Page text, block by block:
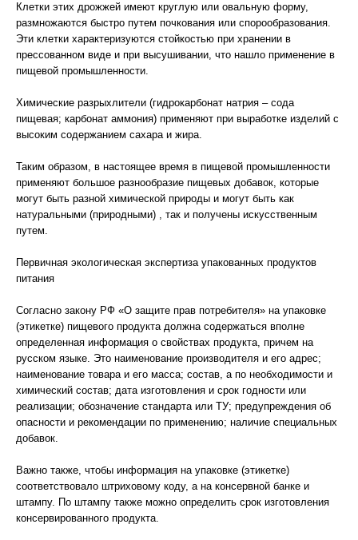
Клетки этих дрожжей имеют круглую или овальную форму,
размножаются быстро путем почкования или спорообразования.
Эти клетки характеризуются стойкостью при хранении в
прессованном виде и при высушивании, что нашло применение в
пищевой промышленности.
Химические разрыхлители (гидрокарбонат натрия – сода
пищевая; карбонат аммония) применяют при выработке изделий с
высоким содержанием сахара и жира.
Таким образом, в настоящее время в пищевой промышленности
применяют большое разнообразие пищевых добавок, которые
могут быть разной химической природы и могут быть как
натуральными (природными) , так и получены искусственным
путем.
Первичная экологическая экспертиза упакованных продуктов
питания
Согласно закону РФ «О защите прав потребителя» на упаковке
(этикетке) пищевого продукта должна содержаться вполне
определенная информация о свойствах продукта, причем на
русском языке. Это наименование производителя и его адрес;
наименование товара и его масса; состав, а по необходимости и
химический состав; дата изготовления и срок годности или
реализации; обозначение стандарта или ТУ; предупреждения об
опасности и рекомендации по применению; наличие специальных
добавок.
Важно также, чтобы информация на упаковке (этикетке)
соответствовало штриховому коду, а на консервной банке и
штампу. По штампу также можно определить срок изготовления
консервированного продукта.